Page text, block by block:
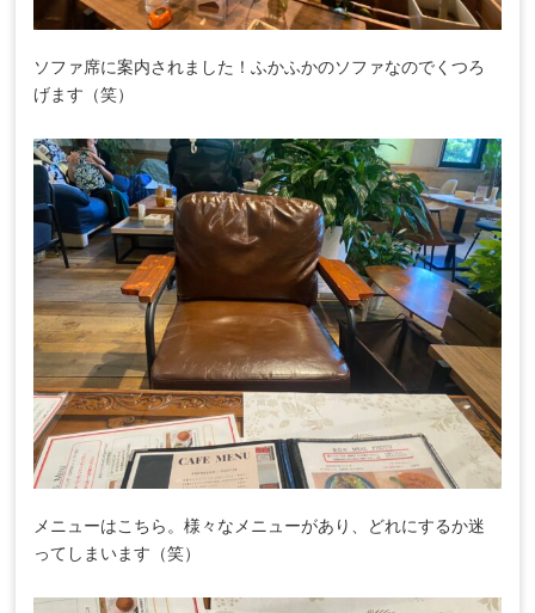
ソファ席に案内されました！ふかふかのソファなのでくつろ
げます（笑）
メニューはこちら。様々なメニューがあり、どれにするか迷
ってしまいます（笑）